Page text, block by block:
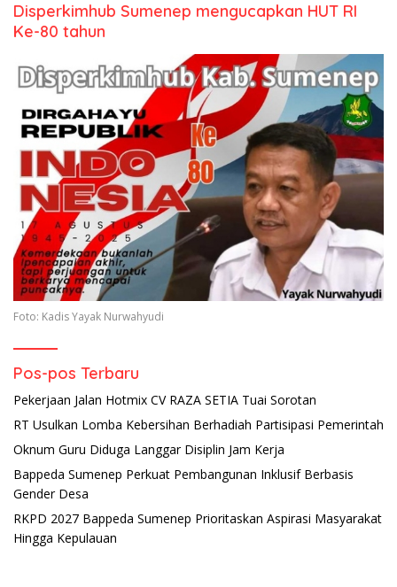
Disperkimhub Sumenep mengucapkan HUT RI
Ke-80 tahun
Foto: Kadis Yayak Nurwahyudi
Pos-pos Terbaru
Pekerjaan Jalan Hotmix CV RAZA SETIA Tuai Sorotan
RT Usulkan Lomba Kebersihan Berhadiah Partisipasi Pemerintah
Oknum Guru Diduga Langgar Disiplin Jam Kerja
Bappeda Sumenep Perkuat Pembangunan Inklusif Berbasis
Gender Desa
RKPD 2027 Bappeda Sumenep Prioritaskan Aspirasi Masyarakat
Hingga Kepulauan